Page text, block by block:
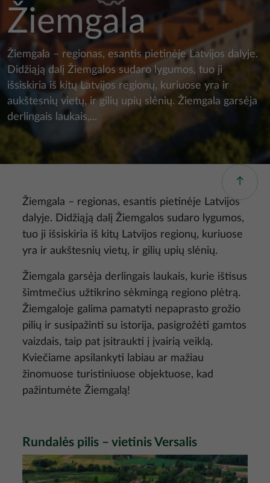
Žiemgala
Žiemgala – regionas, esantis pietinėje Latvijos dalyje.
Didžiąją dalį Žiemgalos sudaro lygumos, tuo ji
išsiskiria iš kitų Latvijos regionų, kuriuose yra ir
aukštesnių vietų, ir gilių upių slėnių. Žiemgala garsėja
derlingais laukais,...
Žiemgala – regionas, esantis pietinėje Latvijos
dalyje. Didžiąją dalį Žiemgalos sudaro lygumos,
tuo ji išsiskiria iš kitų Latvijos regionų, kuriuose
yra ir aukštesnių vietų, ir gilių upių slėnių.
Žiemgala garsėja derlingais laukais, kurie ištisus
šimtmečius užtikrino sėkmingą regiono plėtrą.
Žiemgaloje galima pamatyti nepaprasto grožio
pilių ir susipažinti su istorija, pasigrožėti gamtos
vaizdais, taip pat įsitraukti į įvairią veiklą.
Kviečiame apsilankyti labiau ar mažiau
žinomuose turistiniuose objektuose, kad
pažintumėte Žiemgalą!
Rundalės pilis – vietinis Versalis
Nuotrauka